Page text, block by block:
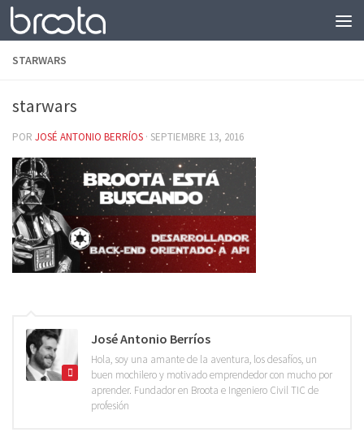
Saltar al contenido
STARWARS
starwars
POR JOSÉ ANTONIO BERRÍOS · SEPTIEMBRE 13, 2016
José Antonio Berríos
Hola, soy una amante de la aventura, los desafíos, un
buen mochilero y motivado emprendedor con mucho por
aprender. Fundador en Broota e Ingeniero Civil TIC de
profesión